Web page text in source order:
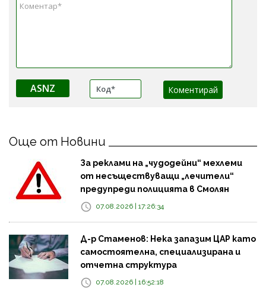
ASNZ
Още от Новини
За реклами на „чудодейни“ мехлеми
от несъществуващи „лечители“
предупреди полицията в Смолян
07.08.2026 | 17:26:34
Д-р Стаменов: Нека запазим ЦАР като
самостоятелна, специализирана и
отчетна структура
07.08.2026 | 16:52:18